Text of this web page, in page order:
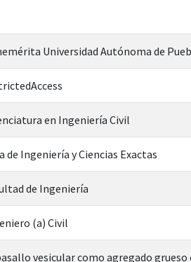
Universidad Autónoma de
en Ingeniería Civil
de Ingeniería y Ciencias Exactas
de Ingeniería
(a) Civil
vesicular como agregado